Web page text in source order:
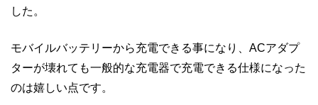
した。
モバイルバッテリーから充電できる事になり、ACアダプ
ターが壊れても一般的な充電器で充電できる仕様になった
のは嬉しい点です。